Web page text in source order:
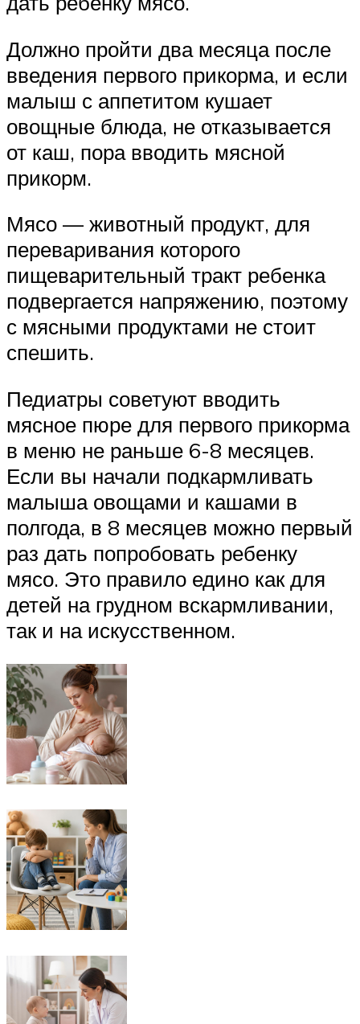
Должно пройти два месяца после
введения первого прикорма, и если
малыш с аппетитом кушает
овощные блюда, не отказывается
от каш, пора вводить мясной
прикорм.
Мясо — животный продукт, для
переваривания которого
пищеварительный тракт ребенка
подвергается напряжению, поэтому
с мясными продуктами не стоит
спешить.
Педиатры советуют вводить
мясное пюре для первого прикорма
в меню не раньше 6-8 месяцев.
Если вы начали подкармливать
малыша овощами и кашами в
полгода, в 8 месяцев можно первый
раз дать попробовать ребенку
мясо. Это правило едино как для
детей на грудном вскармливании,
так и на искусственном.